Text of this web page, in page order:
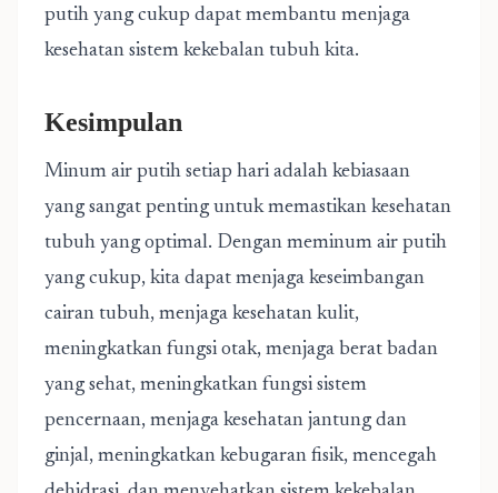
putih yang cukup dapat membantu menjaga
kesehatan sistem kekebalan tubuh kita.
Kesimpulan
Minum air putih setiap hari adalah kebiasaan
yang sangat penting untuk memastikan kesehatan
tubuh yang optimal. Dengan meminum air putih
yang cukup, kita dapat menjaga keseimbangan
cairan tubuh, menjaga kesehatan kulit,
meningkatkan fungsi otak, menjaga berat badan
yang sehat, meningkatkan fungsi sistem
pencernaan, menjaga kesehatan jantung dan
ginjal, meningkatkan kebugaran fisik, mencegah